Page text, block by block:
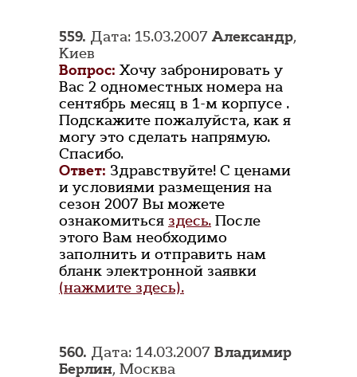
559. Дата: 15.03.2007Александр,
Киев
Вопрос: Хочу забронировать у
Вас 2 одноместных номера на
сентябрь месяц в 1-м корпусе .
Подскажите пожалуйста, как я
могу это сделать напрямую.
Спасибо.
Ответ: Здравствуйте! С ценами
и условиями размещения на
сезон 2007 Вы можете
ознакомиться здесь. После
этого Вам необходимо
заполнить и отправить нам
бланк электронной заявки
(нажмите здесь).
560. Дата: 14.03.2007 Владимир
Берлин, Москва